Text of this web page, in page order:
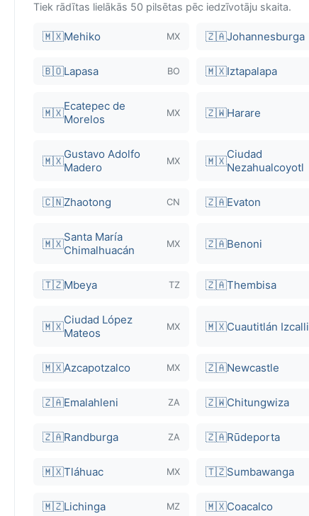
Tiek rādītas lielākās 50 pilsētas pēc iedzīvotāju skaita.
🇲🇽Mehiko MX 🇿🇦Johannesburga
🇧🇴Lapasa BO 🇲🇽Iztapalapa
🇲🇽Ecatepec de
Morelos
MX 🇿🇼Harare
🇲🇽Gustavo Adolfo
Madero
MX 🇲🇽Ciudad
Nezahualcoyotl
🇨🇳Zhaotong CN 🇿🇦Evaton
🇲🇽Santa María
Chimalhuacán
MX 🇿🇦Benoni
🇹🇿Mbeya TZ 🇿🇦Thembisa
🇲🇽Ciudad López
Mateos
MX 🇲🇽Cuautitlán Izcalli
🇲🇽Azcapotzalco MX 🇿🇦Newcastle
🇿🇦Emalahleni ZA 🇿🇼Chitungwiza
🇿🇦Randburga ZA 🇿🇦Rūdeporta
🇲🇽Tláhuac MX 🇹🇿Sumbawanga
🇲🇿Lichinga MZ 🇲🇽Coacalco